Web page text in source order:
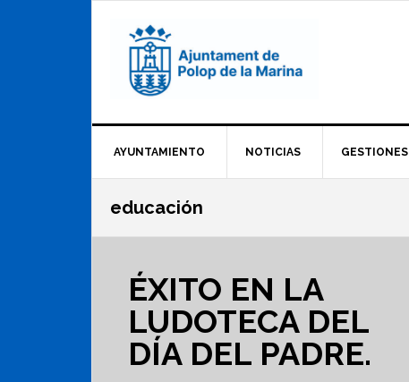
AYUNTAMIENTO NOTICIAS GESTIONES
educación
ÉXITO EN LA
LUDOTECA DEL
DÍA DEL PADRE.